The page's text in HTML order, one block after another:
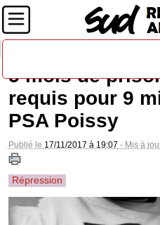
5 mois de
requis pour 9
PSA Poissy
Publié le 17/11/2017 à 19:07 - Mis à
Répression